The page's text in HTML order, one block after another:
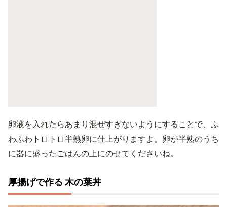
卵液を入れたらあまり混ぜすぎないようにすることで、ふ
わふわトロトロ半熟卵に仕上がりますよ。卵が半熟のうち
に器に盛ったごはんの上にのせてくださいね。
厚揚げで作る 木の葉丼